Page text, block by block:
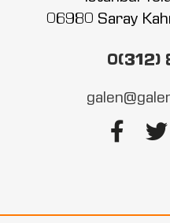
06980 Saray
0(312)